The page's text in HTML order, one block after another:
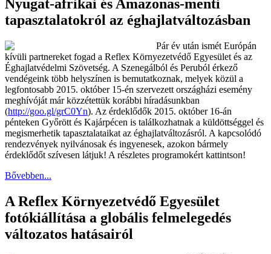
Nyugat-afrikai és Amazonas-menti
tapasztalatokról az éghajlatváltozásban
Pár év után ismét Európán
kívüli partnereket fogad a Reflex Környezetvédő Egyesület és az
Éghajlatvédelmi Szövetség. A Szenegálból és Peruból érkező
vendégeink több helyszínen is bemutatkoznak, melyek közül a
legfontosabb 2015. október 15-én szervezett országházi esemény
meghívóját már közzétettük korábbi híradásunkban
(http://goo.gl/grC0Yn). Az érdeklődők 2015. október 16-án
pénteken Győrött és Kajárpécen is találkozhatnak a küldöttséggel és
megismerhetik tapasztalataikat az éghajlatváltozásról. A kapcsolódó
rendezvények nyilvánosak és ingyenesek, azokon bármely
érdeklődőt szívesen látjuk! A részletes programokért kattintson!
Bővebben...
A Reflex Környezetvédő Egyesület
fotókiállítása a globális felmelegedés
változatos hatásairól